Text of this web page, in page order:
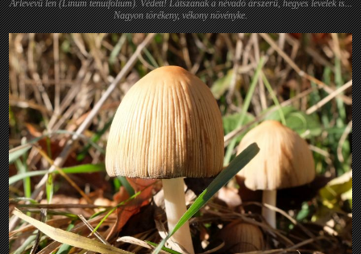
Árlevevű len (Linum tenuifolium). Védett! Látszanak a névadó árszerű, hegyes levelek is...
Nagyon törékeny, vékony növényke.